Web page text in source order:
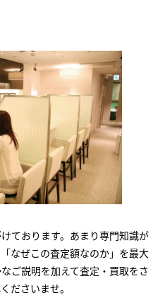
ております。あまり専門知識が
なぜこの査定額なのか」を最大
ご説明を加えて査定・買取をさ
ださいませ。